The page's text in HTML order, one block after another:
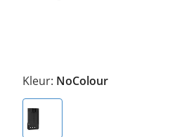
Kleur: NoColour